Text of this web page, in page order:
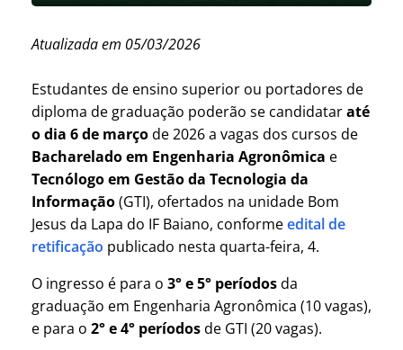
Atualizada em 05/03/2026
Estudantes de ensino superior ou portadores de
diploma de graduação poderão se candidataraté
o dia 6 de marçode 2026 a vagas dos cursos de
Bacharelado em Engenharia Agronômica e
Tecnólogo em Gestão da Tecnologia da
Informação(GTI), ofertados na unidade Bom
Jesus da Lapa do IF Baiano, conformeedital de
retificação publicado nesta quarta-feira, 4.
O ingresso é para o 3° e 5° períodosda
graduação em Engenharia Agronômica (10 vagas),
e para o 2° e 4° períodosde GTI (20 vagas).